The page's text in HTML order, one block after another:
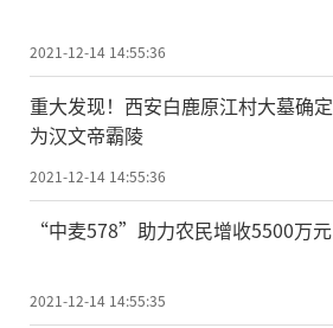
2021-12-14 14:55:36
重大发现！西安白鹿原江村大墓确定
为汉文帝霸陵
2021-12-14 14:55:36
“中麦578”助力农民增收5500万元
2021-12-14 14:55:35